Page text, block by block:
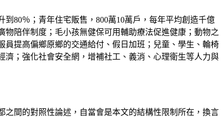
到80％；青年住宅販售，800萬10萬戶，每年平均創造千億
陪伴制度；毛小孩無健保可用輔助療法促進健康；動物之
提高偏鄉原鄉的交通給付、假日加班；兒童、學生、輪椅
；強化社會安全網，增補社工、義消、心理衛生等人力與
間的對照性論述，自當會是本文的結構性限制所在，換言